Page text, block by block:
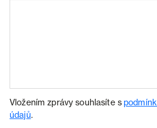
Vložením zprávy souhlasíte s
údajů.